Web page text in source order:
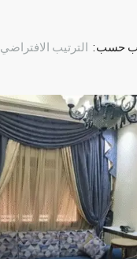
حسب: الترتيب الافتراضي